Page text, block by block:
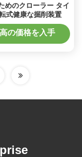
めのクローラー タイ
式健康な掘削装置
の価格を入手